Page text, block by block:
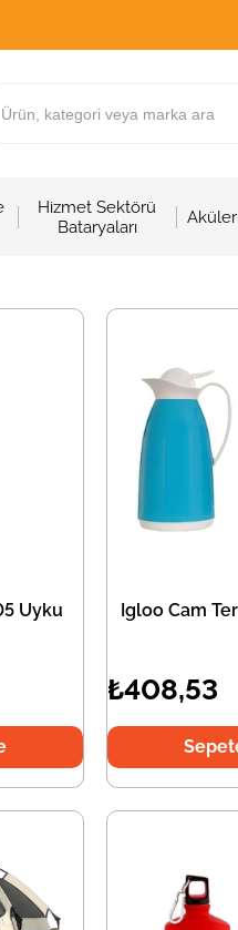
Hizmet Sektörü
Bataryaları
Aküler
Uyku
Igloo Cam
₺408,53